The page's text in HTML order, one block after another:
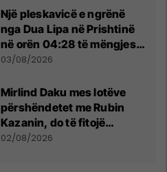
Një pleskavicë e ngrënë
nga Dua Lipa në Prishtinë
në orën 04:28 të mëngjesit
- dhe bota digjitale serbe
03/08/2026
Mirlind Daku mes lotëve
përshëndetet me Rubin
Kazanin, do të fitojë
miliona te Spartak Moska
02/08/2026